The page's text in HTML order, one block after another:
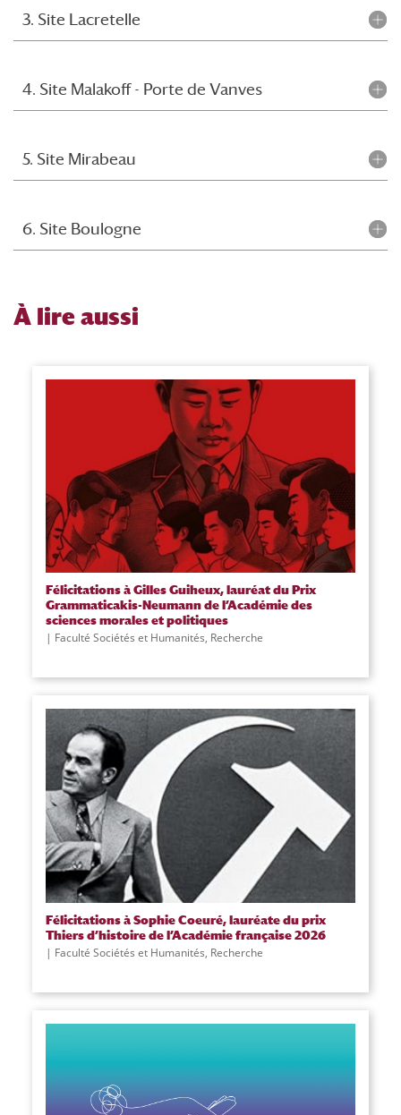
3. Site Lacretelle
4. Site Malakoff - Porte de Vanves
5. Site Mirabeau
6. Site Boulogne
À lire aussi
Félicitations à Gilles Guiheux, lauréat du Prix
Grammaticakis-Neumann de l’Académie des
sciences morales et politiques
Faculté Sociétés et Humanités, Recherche
Félicitations à Sophie Coeuré, lauréate du prix
Thiers d’histoire de l’Académie française 2026
Faculté Sociétés et Humanités, Recherche